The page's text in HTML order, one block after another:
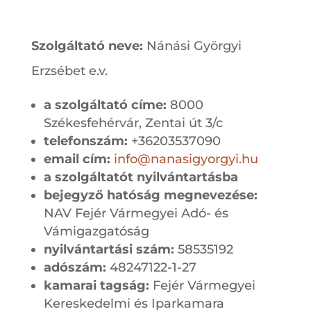
Szolgáltató neve: Nánási Györgyi
Erzsébet e.v.
a szolgáltató címe: 8000
Székesfehérvár, Zentai út 3/c
telefonszám: +36203537090
email cím: info@nanasigyorgyi.hu
a szolgáltatót nyilvántartásba
bejegyző hatóság megnevezése:
NAV Fejér Vármegyei Adó- és
Vámigazgatóság
nyilvántartási szám: 58535192
adószám: 48247122-1-27
kamarai tagság: Fejér Vármegyei
Kereskedelmi és Iparkamara